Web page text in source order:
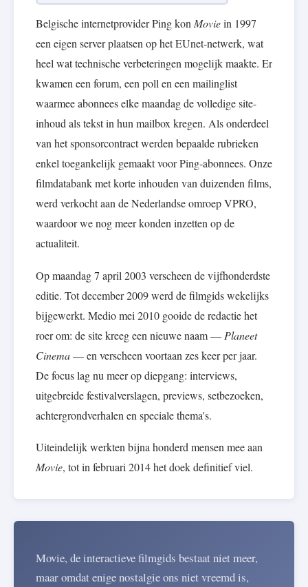
Belgische internetprovider Ping kon Moviein 1997
een eigen server plaatsen op het EUnet-netwerk, wat
heel wat technische verbeteringen mogelijk maakte. Er
kwamen een forum, een poll en een mailinglist
waarmee abonnees elke maandag de volledige site-
inhoud als tekst in hun mailbox kregen. Als onderdeel
van het sponsorcontract werden bepaalde rubrieken
enkel toegankelijk gemaakt voor Ping-abonnees. Onze
filmdatabank met korte inhouden van duizenden films,
werd verkocht aan de Nederlandse omroep VPRO,
waardoor we nog meer konden inzetten op de
actualiteit.
Op maandag 7 april 2003 verscheen de vijfhonderdste
editie. Tot december 2009 werd de filmgids wekelijks
bijgewerkt. Medio mei 2010 gooide de redactie het
roer om: de site kreeg een nieuwe naam — Planeet
Cinema— en verscheen voortaan zes keer per jaar.
De focus lag nu meer op diepgang: interviews,
uitgebreide festivalverslagen, previews, setbezoeken,
achtergrondverhalen en speciale thema's.
Uiteindelijk werkten bijna honderd mensen mee aan
Movie, tot in februari 2014 het doek definitief viel.
Movie, de interactieve filmgids bestaat niet meer,
maar omdat enige nostalgie ons niet vreemd is,